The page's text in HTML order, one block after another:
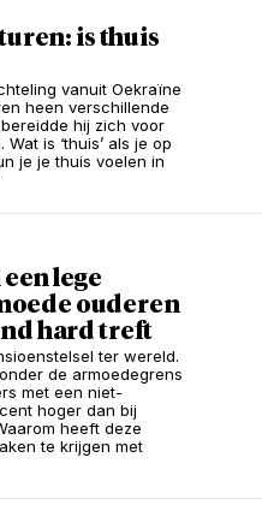
is thuis
vanuit Oekraïne
heen verschillende
hij zich voor
is ‘thuis’ als je op
je je thuis voelen in
lege
ouderen
hard treft
ter wereld.
de armoedegrens
met een niet-
hoger dan bij
heeft deze
te krijgen met